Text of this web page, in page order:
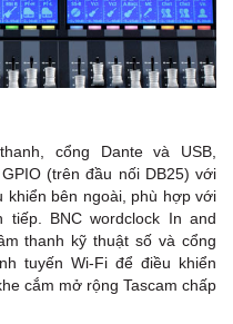
cổng Dante và USB,
(trên đầu nối DB25) với
khiển bên ngoài, phù hợp với
BNC wordclock In and
thanh kỹ thuật số và cổng
tuyến Wi-Fi để điều khiển
cắm mở rộng Tascam chấp